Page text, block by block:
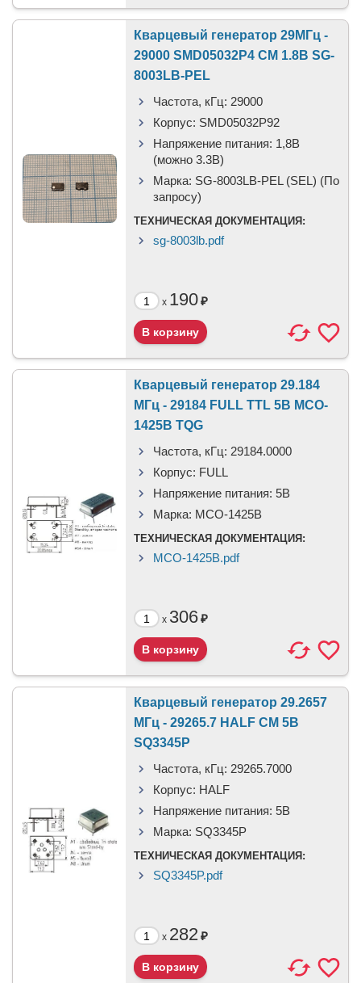
Кварцевый генератор 29МГц -
29000 SMD05032P4 CM 1.8В SG-
8003LB-PEL
Частота, кГц: 29000
Корпус: SMD05032P92
Напряжение питания: 1,8В
(можно 3.3В)
Марка: SG-8003LB-PEL (SEL) (По
запросу)
ТЕХНИЧЕСКАЯ ДОКУМЕНТАЦИЯ:
sg-8003lb.pdf
x 190₽
Кварцевый генератор 29.184
МГц - 29184 FULL TTL 5В MCO-
1425B TQG
Частота, кГц: 29184.0000
Корпус: FULL
Напряжение питания: 5В
Марка: MCO-1425B
ТЕХНИЧЕСКАЯ ДОКУМЕНТАЦИЯ:
MCO-1425B.pdf
x 306₽
Кварцевый генератор 29.2657
МГц - 29265.7 HALF CM 5В
SQ3345P
Частота, кГц: 29265.7000
Корпус: HALF
Напряжение питания: 5В
Марка: SQ3345P
ТЕХНИЧЕСКАЯ ДОКУМЕНТАЦИЯ:
SQ3345P.pdf
x 282₽